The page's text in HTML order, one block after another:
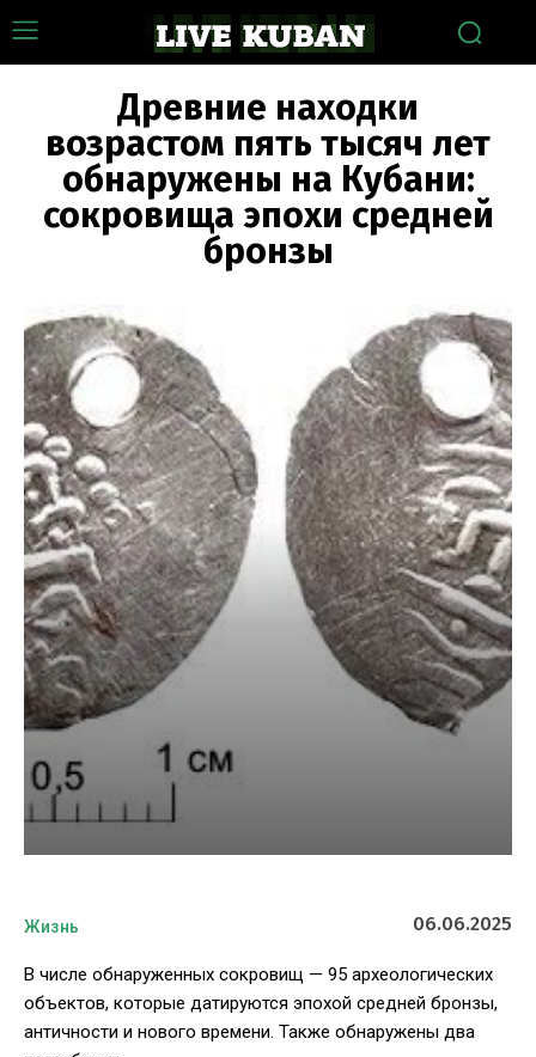
Древние находки
возрастом пять тысяч лет
обнаружены на Кубани:
сокровища эпохи средней
бронзы
Жизнь 06.06.2025
В числе обнаруженных сокровищ — 95 археологических
объектов, которые датируются эпохой средней бронзы,
античности и нового времени. Также обнаружены два